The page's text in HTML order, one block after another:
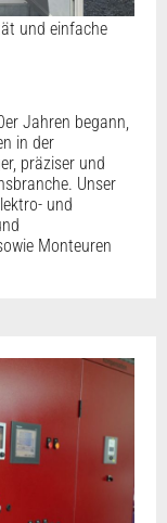
und einfache
Jahren begann,
in der
präziser und
Unser
und
Monteuren